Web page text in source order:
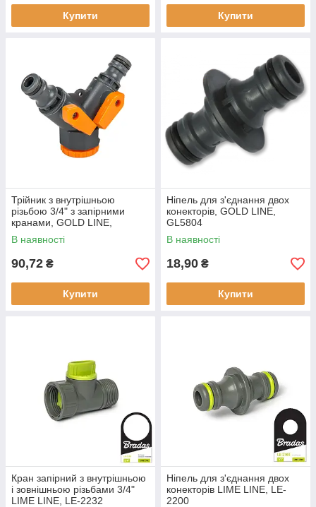
Купити Купити
Трійник з внутрішньою
різьбою 3/4" з запірними
кранами, GOLD LINE,
GL5002
В наявності
90,72 ₴
Купити
Ніпель для з'єднання двох
конекторів, GOLD LINE,
GL5804
В наявності
18,90 ₴
Купити
Кран запірний з внутрішньою
і зовнішньою різьбами 3/4"
LIME LINE, LE-2232
Ніпель для з'єднання двох
конекторів LIME LINE, LE-
2200